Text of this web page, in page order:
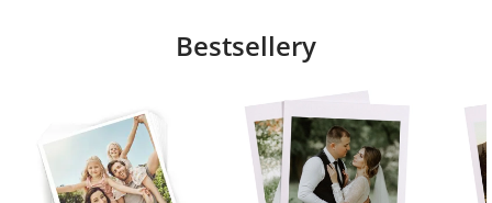
na wieczór
panieński
Bestsellery